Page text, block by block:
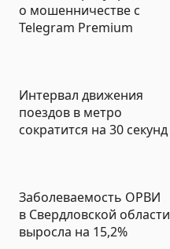
о мошенничестве с
Telegram Premium
Интервал движения
поездов в метро
сократится на 30 секунд
Заболеваемость ОРВИ
в Свердловской области
выросла на 15,2%